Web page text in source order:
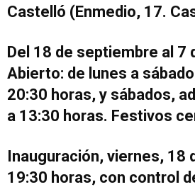
Castelló (Enmedio, 17.
Del 18 de septiembre al 7
Abierto: de lunes a
20:30 horas, y sábados,
a 13:30 horas. Festivos
Inauguración, viernes, 18
19:30 horas, con control